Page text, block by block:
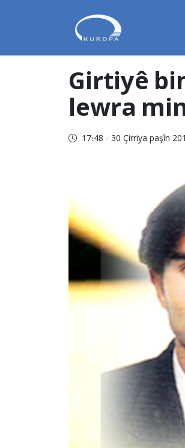
Girtiyê
lewra
17:48 - 30 Çirriya paşîn